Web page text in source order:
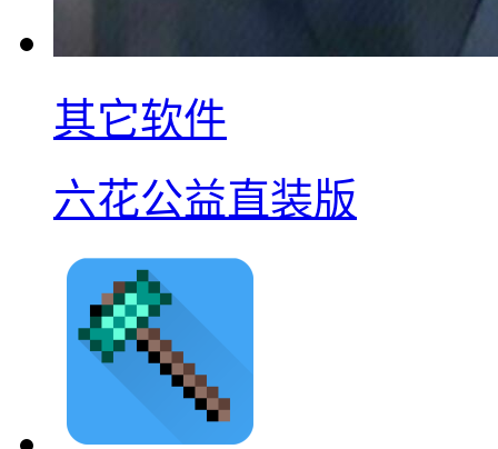
其它软件
六花公益直装版